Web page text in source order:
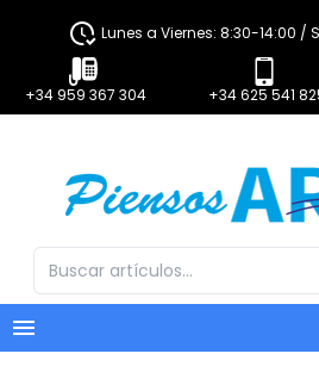
Lunes a Viernes: 8:30-14:00 /
+34 959 367 304 +34 625 541